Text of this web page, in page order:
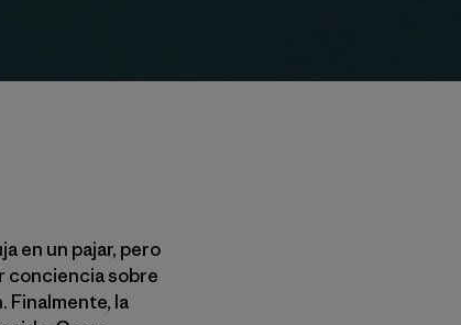
en un pajar, pero
conciencia sobre
Finalmente, la